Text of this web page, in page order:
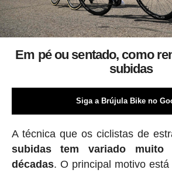
Em pé ou sentado, como
subidas
Siga a Brújula Bike no
A técnica que os ciclistas de
subidas tem variado
décadas. O principal motivo